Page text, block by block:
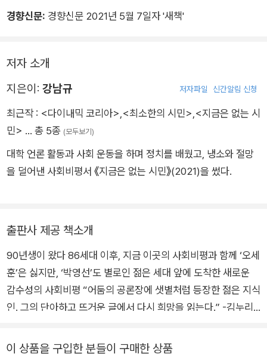
덜 가진 자들은 좁혀진 입구에 들어가기 위해 ‘교육 신화’와 ‘부동
다.”
나는 한국 사회의 ‘지옥도’를 이보다 명쾌하게 그려낸 글을 본 적
이 없다. 강남규의 칼럼은 오늘날 우리 사회가 안고 있는 첨예한
문제들을 예리한 시각과 적확한 언어로 능숙하게 짚어낸다. 그는
한국 사회를 비판하고 고발하고 저격하지만, 결코 한탄하고 냉소
하고 절망하는 법이 없다. 나는 20·30세대에 속하는 저자가 보이
을 읽는다.
경향신문: 경향신문 2021년 5월 7일자 '새책'
저자 소개
지은이: 강남규 저자파일 신간알림 신청
최근작 : <다이내믹 코리아>,<최소한의 시민>,<지금은 없는 시
민> … 총 5종 (모두보기)
대학 언론 활동과 사회 운동을 하며 정치를 배웠고, 냉소와 절망
을 덜어낸 사회비평서 《지금은 없는 시민》(2021)을 썼다.
출판사 제공 책소개
90년생이 왔다 86세대 이후, 지금 이곳의 사회비평과 함께 ‘오세
훈’은 싫지만, ‘박영선’도 별로인 젊은 세대 앞에 도착한 새로운
감수성의 사회비평 “어둠의 공론장에 샛별처럼 등장한 젊은 지식
인. 그의 단아하고 뜨거운 글에서 다시 희망을 읽는다.” -김누리
자’(20대 남성)와 더불어 자주 호명되는 집단이 있다. 오세훈과
이 상품을 구입한 분들이 구매한 상품